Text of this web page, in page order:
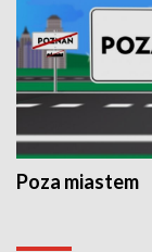
Poza miastem